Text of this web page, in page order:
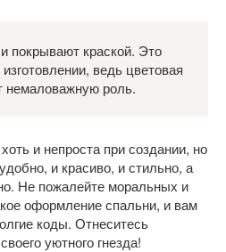
покрывают краской. Это
ведь цветовая
немаловажную роль.
и непроста при создании, но
и красиво, и стильно, а
Не пожалейте моральных и
оформление спальни, и вам
коды. Отнеситесь
уютного гнезда!